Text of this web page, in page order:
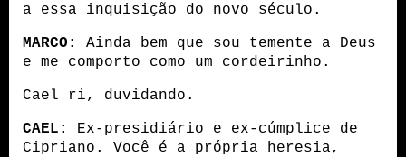
a essa inquisição do novo século.
MARCO:
Ainda bem que sou temente a Deus
e me comporto como um cordeirinho.
Cael ri, duvidando.
CAEL:
Ex-presidiário e ex-cúmplice de
Cipriano. Você é a própria heresia,